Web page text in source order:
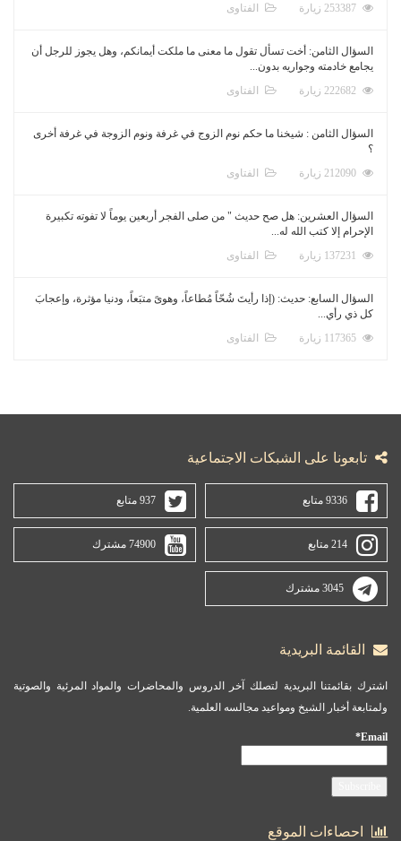
الفتاوى
السؤال الثامن: أخت تسأل تقول ما معنى ما ملكت أيمانكم، وهل يجوز للرجل أن
يجامع خادمته وجواريه بدون...
الفتاوى
السؤال الثامن : شيخنا ما حكم نوم الزوج في غرفة ونوم الزوجة في غرفة أخرى
؟
الفتاوى
السؤال العشرين: هل صح حديث " من صلى الفجر أربعين يوماً لا تفوته تكبيرة
الإحرام إلا كتب الله له...
الفتاوى
السؤال السابع: حديث: (إذا رأيتَ شُحّاً مُطاعاً، وهوىً متبَعاً، ودنيا مؤثرة، وإعجابَ
كل ذي رأي...
الفتاوى
تابعونا على الشبكات الاجتماعية
9336 متابع 937 متابع
214 متابع 74900 مشترك
3045 مشترك
القائمة البريدية
اشترك بقائمتنا البريدية لتصلك آخر الدروس والمحاضرات والمواد المرئية والصوتية
ولمتابعة أخبار الشيخ ومواعيد مجالسه العلمية.
Email*
احصاءات الموقع